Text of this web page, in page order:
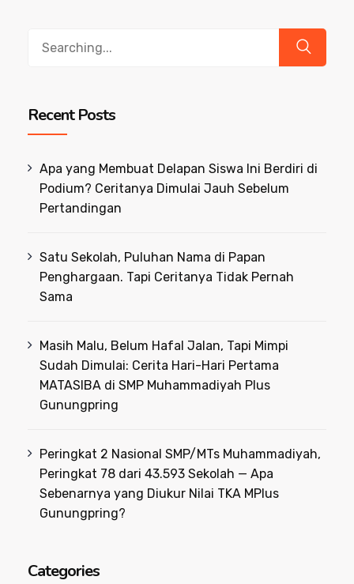
Recent Posts
Apa yang Membuat Delapan Siswa Ini Berdiri di
Podium? Ceritanya Dimulai Jauh Sebelum
Pertandingan
Satu Sekolah, Puluhan Nama di Papan
Penghargaan. Tapi Ceritanya Tidak Pernah
Sama
Masih Malu, Belum Hafal Jalan, Tapi Mimpi
Sudah Dimulai: Cerita Hari-Hari Pertama
MATASIBA di SMP Muhammadiyah Plus
Gunungpring
Peringkat 2 Nasional SMP/MTs Muhammadiyah,
Peringkat 78 dari 43.593 Sekolah — Apa
Sebenarnya yang Diukur Nilai TKA MPlus
Gunungpring?
Categories